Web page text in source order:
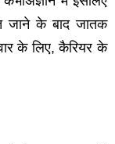
जाने के बाद जातक
के लिए, कैरियर के